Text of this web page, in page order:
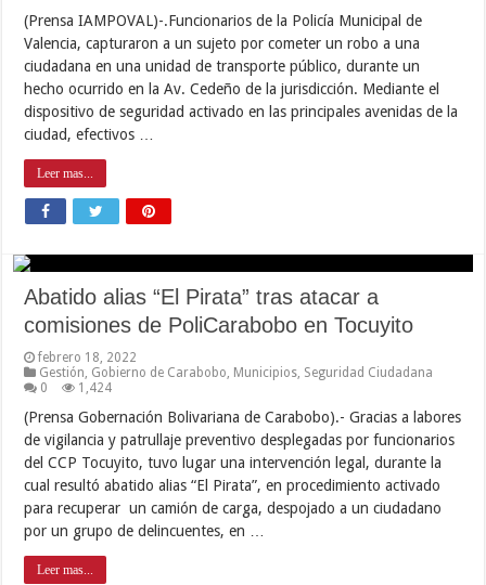
(Prensa IAMPOVAL)-.Funcionarios de la Policía Municipal de
Valencia, capturaron a un sujeto por cometer un robo a una
ciudadana en una unidad de transporte público, durante un
hecho ocurrido en la Av. Cedeño de la jurisdicción. Mediante el
dispositivo de seguridad activado en las principales avenidas de la
ciudad, efectivos …
Leer mas...
Abatido alias “El Pirata” tras atacar a
comisiones de PoliCarabobo en Tocuyito
febrero 18, 2022
Gestión Gobierno de Carabobo Municipios Seguridad Ciudadana
0
1,424
(Prensa Gobernación Bolivariana de Carabobo).- Gracias a labores
de vigilancia y patrullaje preventivo desplegadas por funcionarios
del CCP Tocuyito, tuvo lugar una intervención legal, durante la
cual resultó abatido alias “El Pirata”, en procedimiento activado
para recuperar un camión de carga, despojado a un ciudadano
por un grupo de delincuentes, en …
Leer mas...